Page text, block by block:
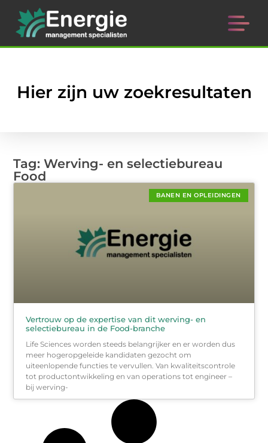
Hier zijn uw zoekresultaten
Tag: Werving- en selectiebureau
Food
BANEN EN OPLEIDINGEN
Vertrouw op de expertise van dit werving- en
selectiebureau in de Food-branche
Life Sciences worden steeds belangrijker en er worden dus
meer hogeropgeleide kandidaten gezocht om
uiteenlopende functies te vervullen. Van kwaliteitscontrole
tot productontwikkeling en van operations tot engineer –
bij werving-